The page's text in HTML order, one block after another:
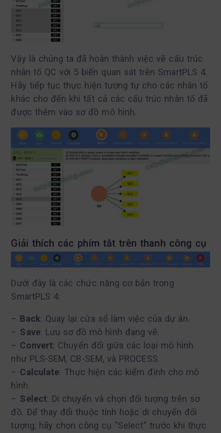
Vậy là chúng ta đã hoàn thành việc vẽ cấu trúc
nhân tố QC với 5 biến quan sát trên SmartPLS 4.
Hãy tiếp tục thực hiện tương tự cho các nhân tố
khác cho đến khi tất cả các cấu trúc nhân tố đã
được thêm vào sơ đồ mô hình.
Giải thích các phím tắt trên thanh công cụ
Dưới đây là các chức năng cơ bản trong
SmartPLS 4:
– Back: Quay lại cửa sổ làm việc của dự án.
– Save: Lưu sơ đồ mô hình đang vẽ.
– Convert: Chuyển đổi giữa các loại mô hình
như PLS-SEM, CB-SEM, và PROCESS.
– Calculate: Thực hiện các kiểm định cho mô
hình.
– Select: Di chuyển và chọn đối tượng trên sơ
đồ. Để thay đổi thuộc tính hoặc di chuyển đối
tượng, hãy chọn công cụ “Select” trước khi thực